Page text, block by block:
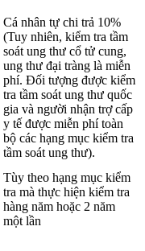
Cá nhân tự chi trả 10%
(Tuy nhiên, kiểm tra tầm
soát ung thư cổ tử cung,
ung thư đại tràng là miễn
phí. Đối tượng được kiểm
tra tầm soát ung thư quốc
gia và người nhận trợ cấp
y tế được miễn phí toàn
bộ các hạng mục kiểm tra
tầm soát ung thư).
Tùy theo hạng mục kiểm
tra mà thực hiện kiểm tra
hàng năm hoặc 2 năm
một lần